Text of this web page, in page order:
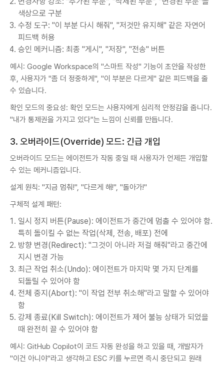
색상으로 구분
수정 도구: "이 부분 다시 해줘", "저것만 유지해" 같은 자연어
피드백 허용
승인 메커니즘: 최종 "게시", "저장", "전송" 버튼
예시: Google Workspace의 "스마트 작성" 기능이 초안을 작성한
후, 사용자가 "좀 더 정중하게", "이 부분은 다르게" 같은 피드백을 줄
수 있습니다.
확인 모드의 중요성: 확인 모드는 사용자에게 심리적 안정감을 줍니다.
"내가 통제권을 가지고 있다"는 느낌이 신뢰를 만듭니다.
3. 오버라이드(Override) 모드: 긴급 개입
오버라이드 모드는 에이전트가 작동 중일 때 사용자가 언제든 개입할
수 있는 메커니즘입니다.
설계 원칙: "지금 멈춰!", "다르게 해!", "돌아가!"
구체적 설계 패턴:
일시 정지 버튼(Pause): 에이전트가 중간에 멈출 수 있어야 함.
특히 돌이킬 수 없는 작업(삭제, 전송, 배포) 전에
방향 변경(Redirect): "그것이 아니라 저걸 해줘"라고 중간에
지시 변경 가능
최근 작업 취소(Undo): 에이전트가 마지막 몇 가지 단계를
되돌릴 수 있어야 함
전체 중지(Abort): "이 작업 전부 취소해"라고 말할 수 있어야
함
강제 종료(Kill Switch): 에이전트가 제어 불능 상태가 되었을
때 완전히 끌 수 있어야 함
예시: GitHub Copilot이 코드 자동 완성을 하고 있을 때, 개발자가
"이건 아니야"라고 생각하고 ESC 키를 누르면 즉시 중단되고 원래